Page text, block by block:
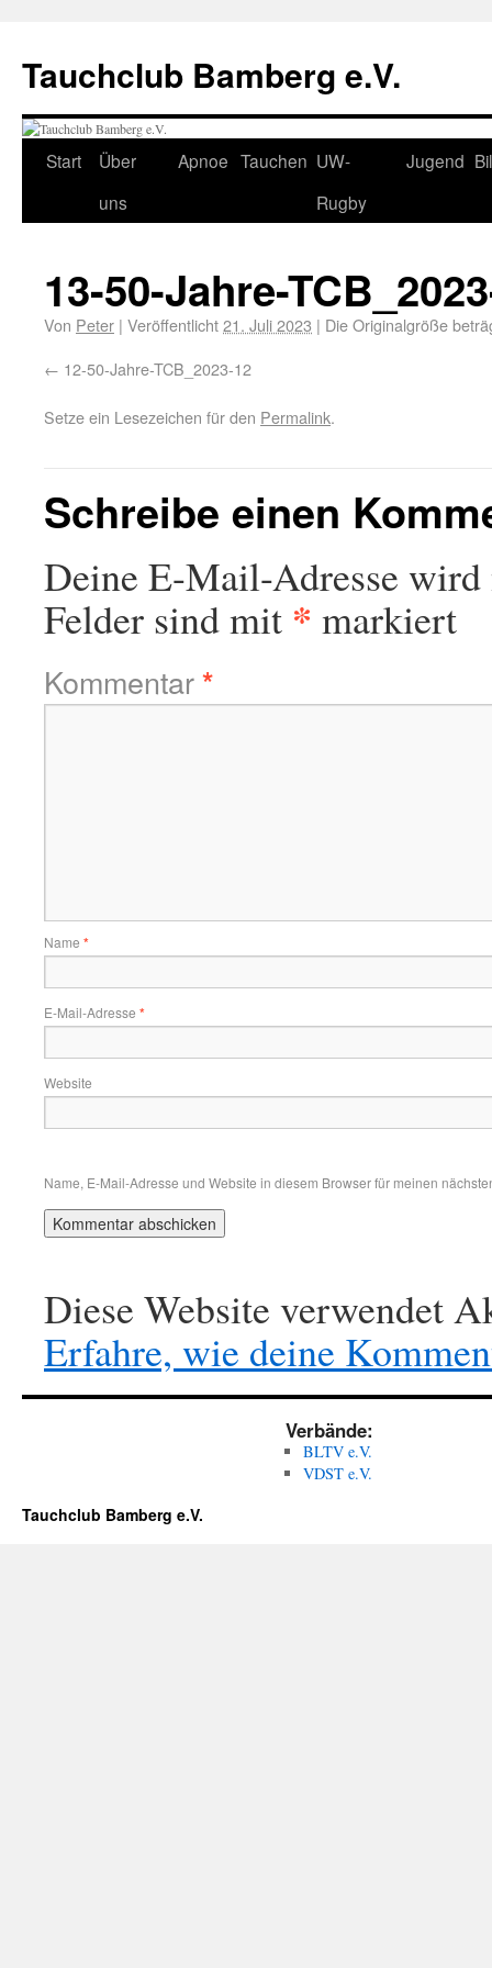
Tauchclub Bamberg e.V.
Start
Über
uns
Apnoe Tauchen UW-
Rugby
Jugend
13-50-Jahre-
Von Peter | Veröffentlicht21. Juli 2023 | Die Originalgröße
12-50-Jahre-TCB_2023-12
Setze ein Lesezeichen für den Permalink.
Schreibe einen
Deine E-Mail-Adresse
Felder sind mit * markiert
Kommentar*
Name *
E-Mail-Adresse *
Website
Name, E-Mail-Adresse und Website in diesem Browser für meinen
Diese Website verwendet
Erfahre, wie deine
Verbände:
BLTV e.V.
VDST e.V.
Tauchclub Bamberg e.V.